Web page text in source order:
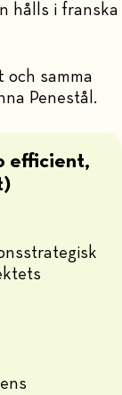
hålls i franska
och samma
Penestål.
efficient,